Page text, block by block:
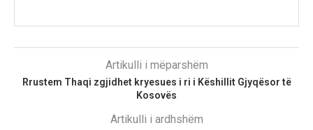
Artikulli i mëparshëm
Rrustem Thaqi zgjidhet kryesues i ri i Këshillit Gjyqësor të
Kosovës
Artikulli i ardhshëm